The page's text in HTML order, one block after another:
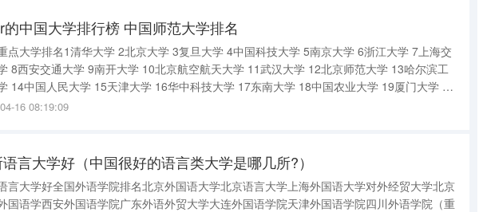
的中国大学排行榜 中国师范大学排名
点大学排名1清华大学 2北京大学 3复旦大学 4中国科技大学 5南京大学 6浙江大学 7上海交
8西安交通大学 9南开大学 10北京航空航天大学 11武汉大学 12北京师范大学 13哈尔滨工
14中国人民大学 15天津大学 16华中科技大学 17东南大学 18中国农业大学 19厦门大学 20
学 中国师范大学排名名次学校名称省市01北京师范大学北京02华东师范大学上海03
16 08:19:09
言大学好（中国很好的语言类大学是哪几所?）
言大学好全国外语学院排名北京外国语大学北京语言大学上海外国语大学对外经贸大学北京
国语学西安外国语学院广东外语外贸大学大连外国语学院天津外国语学院四川外语学院（重